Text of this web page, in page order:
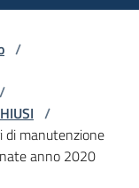
/
/
/
di manutenzione
anno 2020